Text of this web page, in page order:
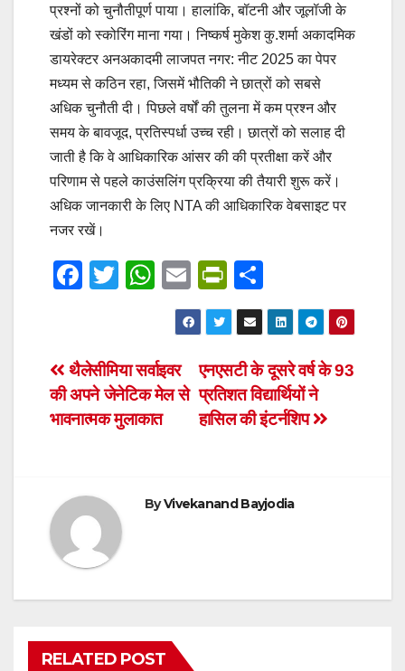
प्रश्नों को चुनौतीपूर्ण पाया। हालांकि, बॉटनी और जूलॉजी के
खंडों को स्कोरिंग माना गया। निष्कर्ष मुकेश कु.शर्मा अकादमिक
डायरेक्टर अनअकादमी लाजपत नगर: नीट 2025 का पेपर
मध्यम से कठिन रहा, जिसमें भौतिकी ने छात्रों को सबसे
अधिक चुनौती दी। पिछले वर्षों की तुलना में कम प्रश्न और
समय के बावजूद, प्रतिस्पर्धा उच्च रही। छात्रों को सलाह दी
जाती है कि वे आधिकारिक आंसर की की प्रतीक्षा करें और
परिणाम से पहले काउंसलिंग प्रक्रिया की तैयारी शुरू करें।
अधिक जानकारी के लिए NTA की आधिकारिक वेबसाइट पर
नजर रखें।
F
e
b
o
T
er
W
at
s
A
p
E
m
ail
Pr
in
tF
ri
e
n
h
ar
e
Post
navigation
एनएसटी के दूसरे वर्ष के 93
प्रतिशत विद्यार्थियों ने
हासिल की इंटर्नशिप
थैलेसीमिया सर्वाइवर
की अपने जेनेटिक मेल से
भावनात्मक मुलाकात
ByVivekanand Bayjodia
RELATED POST